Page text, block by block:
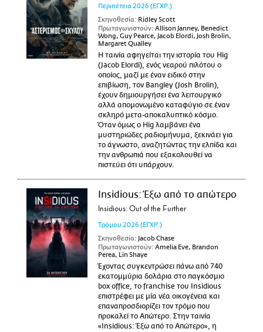
Περιπέτεια 2026 (ΕΓΧΡ.)
Σκηνοθεσία: Ridley Scott
Πρωταγωνιστούν: Allison Janney, Benedict
Wong, Guy Pearce, Jacob Elordi, Josh Brolin,
Margaret Qualley
Η ταινία αφηγείται την ιστορία του Hig
(Jacob Elordi), ενός νεαρού πιλότου ο
οποίος, μαζί με έναν ειδικό στην
επιβίωση, τον Bangley (Josh Brolin),
έχουν δημιουργήσει ένα λειτουργικό
αλλά απομονωμένο καταφύγιο σε έναν
σκληρό μετα-αποκαλυπτικό κόσμο.
Όταν όμως ο Hig λαμβάνει ένα
μυστηριώδες ραδιομήνυμα, ξεκινάει για
το άγνωστο, αναζητώντας την ελπίδα και
την ανθρωπιά που εξακολουθεί να
πιστεύει ότι υπάρχουν.
Insidious: Έξω από το απώτερο
Insidious: Out of the Further
Τρόμου 2026 (ΕΓΧΡ.)
Σκηνοθεσία: Jacob Chase
Πρωταγωνιστούν: Amelia Eve, Brandon
Perea, Lin Shaye
Έχοντας συγκεντρώσει πάνω από 740
εκατομμύρια δολάρια στο παγκόσμιο
box office, το franchise του Insidious
επιστρέφει με μία νέα οικογένεια και
επαναπροσδιορίζει τον τρόμο που
προκαλεί το Απώτερο. Στην ταινία
«Insidious: Έξω από το Απώτερο», η